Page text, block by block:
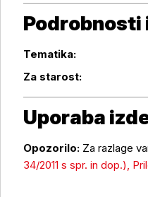
Podrobnosti
Podrobnosti izdelka
Tematika:
Za starost:
Uporaba
Opozorilo: Za razlage
34/2011 s spr. in dop.),